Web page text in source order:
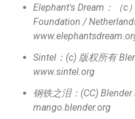
Elephant's Dream：（c
Foundation /
Sintel：(c) 版权所有
www.sintel.org
钢铁之泪：(CC)
mango.blender.org